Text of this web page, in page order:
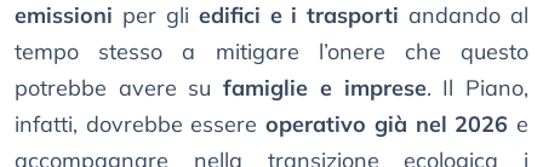
emissioni per gli edifici e i trasporti andando al
tempo stesso a mitigare l’onere che questo
potrebbe avere sufamiglie e imprese. Il Piano,
infatti, dovrebbe essereoperativo già nel 2026 e
accompagnare nella transizione ecologica i